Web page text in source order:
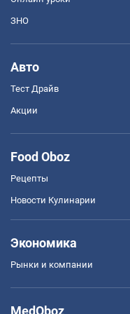
ЗНО
Авто
Тест Драйв
Акции
Food Oboz
Рецепты
Новости Кулинарии
Экономика
Рынки и компании
MedOboz